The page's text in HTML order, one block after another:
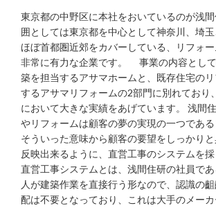
東京都の中野区に本社をおいているのが浅
囲としては東京都を中心として神奈川、埼
ほぼ首都圏近郊をカバーしている、リフォ
非常に有力な企業です。 事業の内容とし
築を担当するアサマホームと、既存住宅の
するアサマリフォームの2部門に別れており
において大きな実績をあげています。 浅間
やリフォームは顧客の夢の実現の一つである
そういった意味から顧客の要望をしっかり
反映出来るように、直営工事のシステムを
直営工事システムとは、浅間住研の社員で
人が建築作業を直接行う形なので、認識の
配は不要となっており、これは大手のメー